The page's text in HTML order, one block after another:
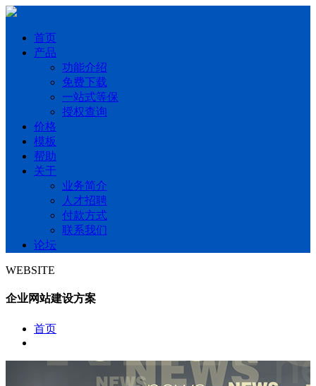
首页
产品
功能介绍
免费下载
一站式等保
授权查询
价格
模板
帮助
关于
业务简介
人才招聘
付款方式
联系我们
论坛
WEBSITE
企业网站建设方案
首页